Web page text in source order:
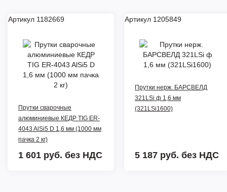
Артикул 1182669
Прутки сварочные
алюминиевые КЕДР TIG ER-
4043 AlSi5 D 1,6 мм (1000 мм
пачка 2 кг)
1 601 руб. без НДС
Артикул 1205849
Прутки нерж. БАРСВЕЛД
321LSi ф 1,6 мм
(321LSi1600)
5 187 руб. без НДС